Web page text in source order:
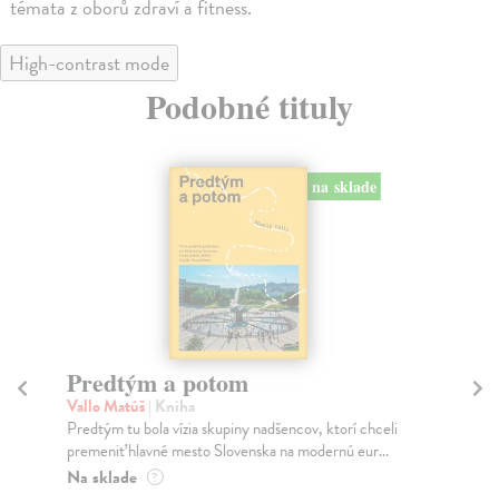
témata z oborů zdraví a fitness.
High-contrast mode
Podobné tituly
na sklade
Predtým a potom
Vallo Matúš| Kniha
Predtým tu bola vízia skupiny nadšencov, ktorí chceli
premeniť hlavné mesto Slovenska na modernú eur...
Na sklade ?